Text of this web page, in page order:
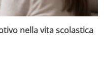
nella vita scolastica